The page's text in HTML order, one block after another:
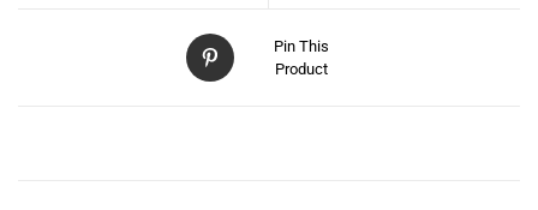
clientes. Ven a
visitarnos en
Pin This
Product